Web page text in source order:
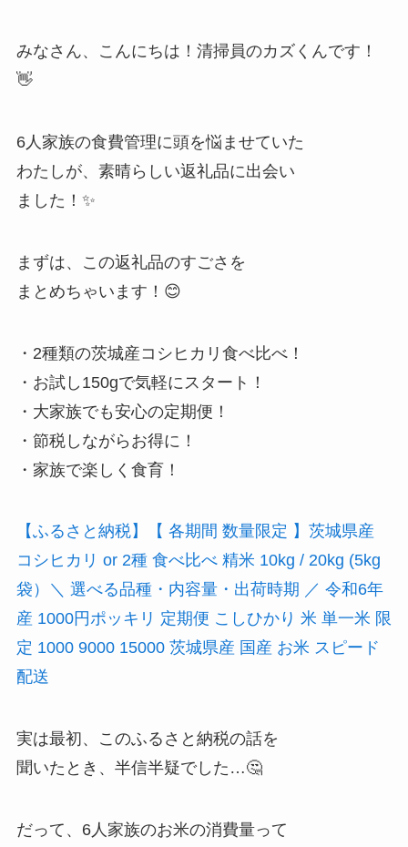
みなさん、こんにちは！清掃員のカズくんです！
👋
6人家族の食費管理に頭を悩ませていた
わたしが、素晴らしい返礼品に出会い
ました！✨
まずは、この返礼品のすごさを
まとめちゃいます！😊
・2種類の茨城産コシヒカリ食べ比べ！
・お試し150gで気軽にスタート！
・大家族でも安心の定期便！
・節税しながらお得に！
・家族で楽しく食育！
【ふるさと納税】【 各期間 数量限定 】茨城県産
コシヒカリ or 2種 食べ比べ 精米 10kg / 20kg (5kg
袋）＼ 選べる品種・内容量・出荷時期 ／ 令和6年
産 1000円ポッキリ 定期便 こしひかり 米 単一米 限
定 1000 9000 15000 茨城県産 国産 お米 スピード
配送
実は最初、このふるさと納税の話を
聞いたとき、半信半疑でした…🤔
だって、6人家族のお米の消費量って